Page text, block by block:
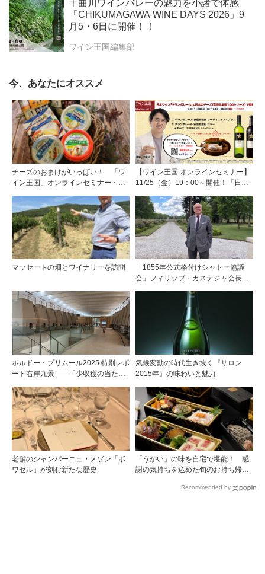
千曲川ワインバレーの魅力を小諸で体感
「CHIKUMAGAWA WINE DAYS 2026」9
月5・6日に開催！！
ワイン王国編集部
今、あなたにオススメ
チーズのおまけがいっぱい！ 「ワ
イン王国」オンラインセミナー・
レール』＆日本のチーズ『雪印北海
道100』で乾杯！」の【Aコース】
（ワイン付き8000円）をお申し込み
の方に、『雪印北海道100』チーズ
アソートをプレゼント！
【ワイン王国 オンラインセミナー】
11/25（金）19：00～開催！「日本
チーズ（雪印北海道100シリーズ）
で乾杯！」★本数限定のワイン付き
チケットもご用意★
マッセートの畑とワイナリーを訪問
「1855年公式格付けシャトー協議
会」フィリップ・カステジャ会長イ
1855年格付け、170年目の再評価
ボルドー・プリムール2025 特別レポ
ート右岸九景――「少収穫の当たり
ンテミリオン 有力9シャトー訪問記
気候変動の時代生き抜く『サロン
2015年』の味わいと魅力
老舗のシャンパーニュ・メゾン「ボ
ワゼル」が刻む新たな歴史
「うかい」の味を自宅で堪能！ 感
謝の気持ちを込めた旬のお持ち帰り
Recommended by